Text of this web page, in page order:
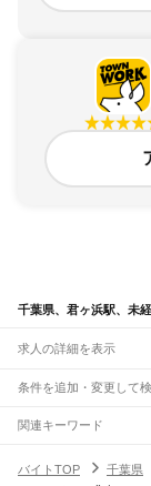
千葉県、君ヶ浜駅、未
求人の詳細を表示
条件を追加・変更して
市区町村を追加・変更
千葉県すべて
駅を追加・変更
関連キーワード
バイトTOP
千葉県